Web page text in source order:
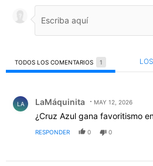
TODOS LOS COMENTARIOS 1
LA LaMáquinita MAY 12, 2026
¿Cruz Azul gana favoritismo
RESPONDER 0 0